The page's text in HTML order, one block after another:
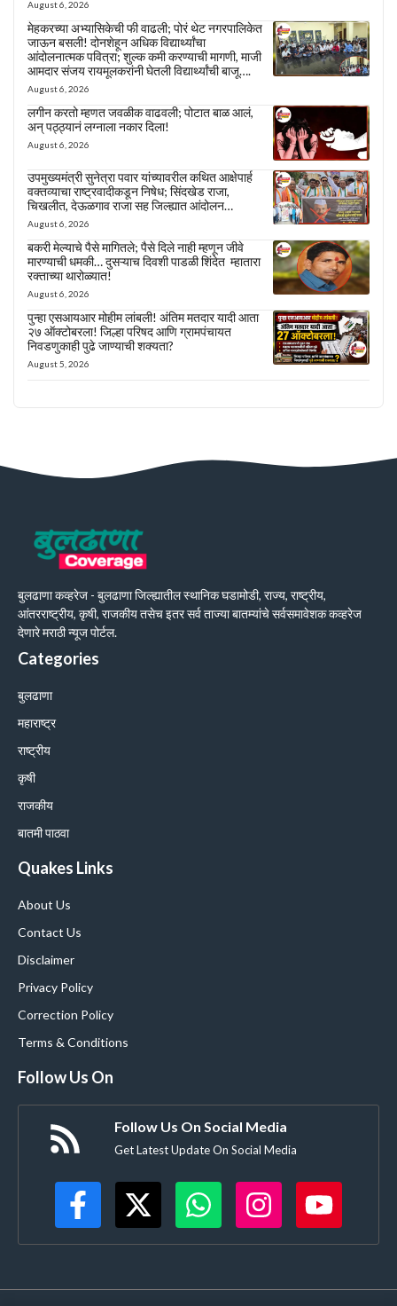
August 6, 2026
मेहकरच्या अभ्यासिकेची फी वाढली; पोरं थेट नगरपालिकेत
जाऊन बसली! दोनशेहून अधिक विद्यार्थ्यांचा
आंदोलनात्मक पवित्रा; शुल्क कमी करण्याची मागणी, माजी
आमदार संजय रायमूलकरांनी घेतली विद्यार्थ्यांची बाजू….
August 6, 2026
लगीन करतो म्हणत जवळीक वाढवली; पोटात बाळ आलं,
अन् पठ्ठ्यानं लग्नाला नकार दिला!
August 6, 2026
उपमुख्यमंत्री सुनेत्रा पवार यांच्यावरील कथित आक्षेपार्ह
वक्तव्याचा राष्ट्रवादीकडून निषेध; सिंदखेड राजा,
चिखलीत, देऊळगाव राजा सह जिल्ह्यात आंदोलन…
August 6, 2026
बकरी मेल्याचे पैसे मागितले; पैसे दिले नाही म्हणून जीवे
मारण्याची धमकी… दुसऱ्याच दिवशी पाडळी शिंदेत म्हातारा
रक्ताच्या थारोळ्यात!
August 6, 2026
पुन्हा एसआयआर मोहीम लांबली! अंतिम मतदार यादी आता
२७ ऑक्टोबरला! जिल्हा परिषद आणि ग्रामपंचायत
निवडणुकाही पुढे जाण्याची शक्यता?
August 5, 2026
बुलढाणा कव्हरेज - बुलढाणा जिल्ह्यातील स्थानिक घडामोडी, राज्य, राष्ट्रीय,
आंतरराष्ट्रीय, कृषी, राजकीय तसेच इतर सर्व ताज्या बातम्यांचे सर्वसमावेशक कव्हरेज
देणारे मराठी न्यूज पोर्टल.
Categories
बुलढाणा
महाराष्ट्र
राष्ट्रीय
कृषी
राजकीय
बातमी पाठवा
Quakes Links
About Us
Contact Us
Disclaimer
Privacy Policy
Correction Policy
Terms & Conditions
Follow Us On
Follow Us On Social Media
Get Latest Update On Social Media